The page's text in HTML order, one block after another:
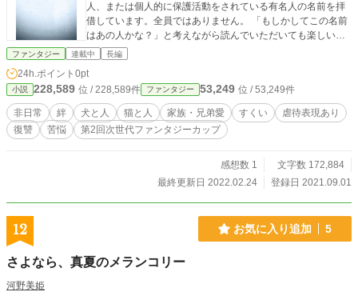
人、または個人的に保護活動をされている有名人の名前を拝
借しています。全員ではありません。 「もしかしてこの名前
はあの人かな？」と考えながら読んでいただいても楽しいか
と思います。 今後とも、どうぞ気長に、温かい目で読んでい
ファンタジー 連載中 長編
24h.ポイント 0pt
小説 228,589 位 / 228,589件 ファンタジー 53,249 位 / 53,249件
非日常 絆 犬と人 猫と人 家族・兄弟愛 すくい
虐待表現あり
復讐
苦悩 第2回次世代ファンタジーカップ
感想数 1
文字数 172,884
最終更新日 2022.02.24
登録日 2021.09.01
12 お気に入り追加 5
さよなら、真夏のメランコリー
河野美姫